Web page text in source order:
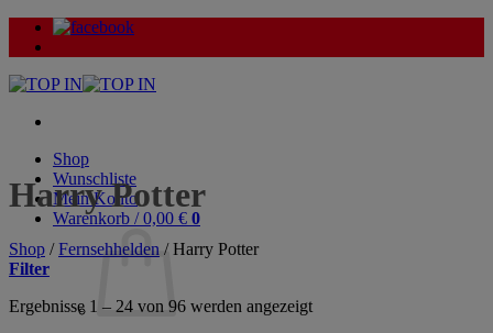
Zum
Inhalt
Shop
Wunschliste
Mein Konto
Warenkorb /0,00 € 0
Harry Potter
Shop / Fernsehhelden /Harry Potter
Filter
Ergebnisse 1 – 24 von 96 werden angezeigtNach